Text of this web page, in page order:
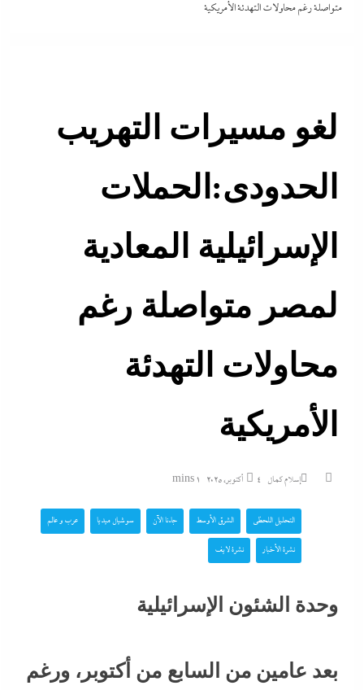
متواصلة رغم محاولات التهدئة الأمريكية
لغو مسيرات التهريب
الحدودى:الحملات
الإسرائيلية المعادية
لمصر متواصلة رغم
محاولات التهدئة
الأمريكية
إسلام كمال 4 أكتوبر، 2025 1 mins
التحليل اللحظي الشرق الأوسط جاءنا الآن سوشيال ميديا عرب و عالم
نشرة الأخبار نشرة لايف
وحدة الشئون الإسرائيلية
بعد عامين من السابع من أكتوبر، ورغم